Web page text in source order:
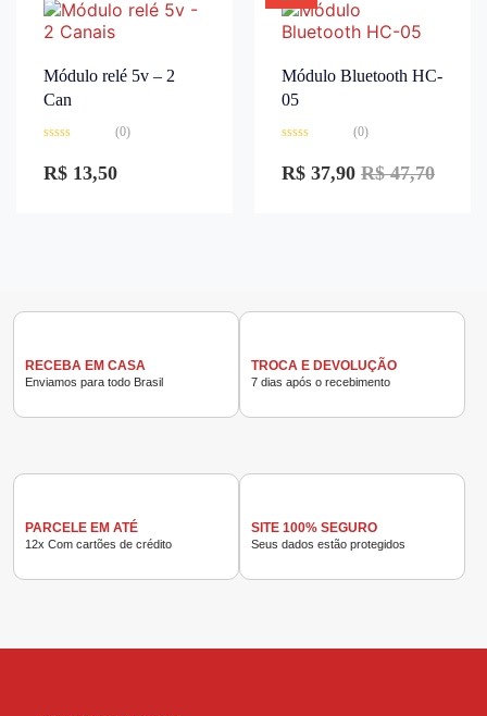
Módulo relé 5v – 2
Can
0
de
(0)
R$ 13,50
Módulo Bluetooth HC-
05
0
de
(0)
R$47,70
R$ 37,90
RECEBA EM CASA
Enviamos para todo Brasil
TROCA E DEVOLUÇÃO
7 dias após o recebimento
PARCELE EM ATÉ
12x Com cartões de crédito
SITE 100% SEGURO
Seus dados estão protegidos